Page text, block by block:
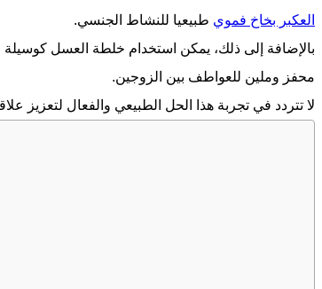
العكبر بخاخ فموي طبيعيا للنشاط الجنسي.
بالإضافة إلى ذلك، يمكن استخدام خلطة العسل كوسيلة
محفز وملين للعواطف بين الزوجين.
لا تتردد في تجربة هذا الحل الطبيعي والفعال لتعزيز